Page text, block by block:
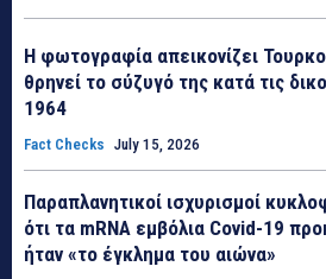
Η φωτογραφία απεικονίζει
θρηνεί το σύζυγό της κατά τις
1964
Fact Checks July 15, 2026
Παραπλανητικοί ισχυρισμοί
ότι τα mRNA εμβόλια Covid-19
ήταν «το έγκλημα του αιώνα»